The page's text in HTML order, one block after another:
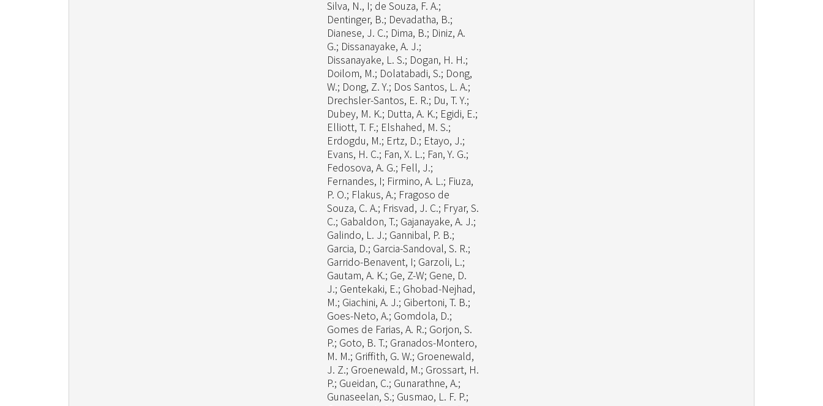
Silva, N., I; de Souza, F. A.;
Dentinger, B.; Devadatha, B.;
Dianese, J. C.; Dima, B.; Diniz, A.
G.; Dissanayake, A. J.;
Dissanayake, L. S.; Dogan, H. H.;
Doilom, M.; Dolatabadi, S.; Dong,
W.; Dong, Z. Y.; Dos Santos, L. A.;
Drechsler-Santos, E. R.; Du, T. Y.;
Dubey, M. K.; Dutta, A. K.; Egidi, E.;
Elliott, T. F.; Elshahed, M. S.;
Erdogdu, M.; Ertz, D.; Etayo, J.;
Evans, H. C.; Fan, X. L.; Fan, Y. G.;
Fedosova, A. G.; Fell, J.;
Fernandes, I; Firmino, A. L.; Fiuza,
P. O.; Flakus, A.; Fragoso de
Souza, C. A.; Frisvad, J. C.; Fryar, S.
C.; Gabaldon, T.; Gajanayake, A. J.;
Galindo, L. J.; Gannibal, P. B.;
Garcia, D.; Garcia-Sandoval, S. R.;
Garrido-Benavent, I; Garzoli, L.;
Gautam, A. K.; Ge, Z-W; Gene, D.
J.; Gentekaki, E.; Ghobad-Nejhad,
M.; Giachini, A. J.; Gibertoni, T. B.;
Goes-Neto, A.; Gomdola, D.;
Gomes de Farias, A. R.; Gorjon, S.
P.; Goto, B. T.; Granados-Montero,
M. M.; Griffith, G. W.; Groenewald,
J. Z.; Groenewald, M.; Grossart, H.
P.; Gueidan, C.; Gunarathne, A.;
Gunaseelan, S.; Gusmao, L. F. P.;